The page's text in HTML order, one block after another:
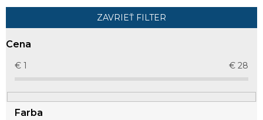
p
r
k
t
ZAVRIEŤ FILTER
Cena
€ 1 € 28
Farba